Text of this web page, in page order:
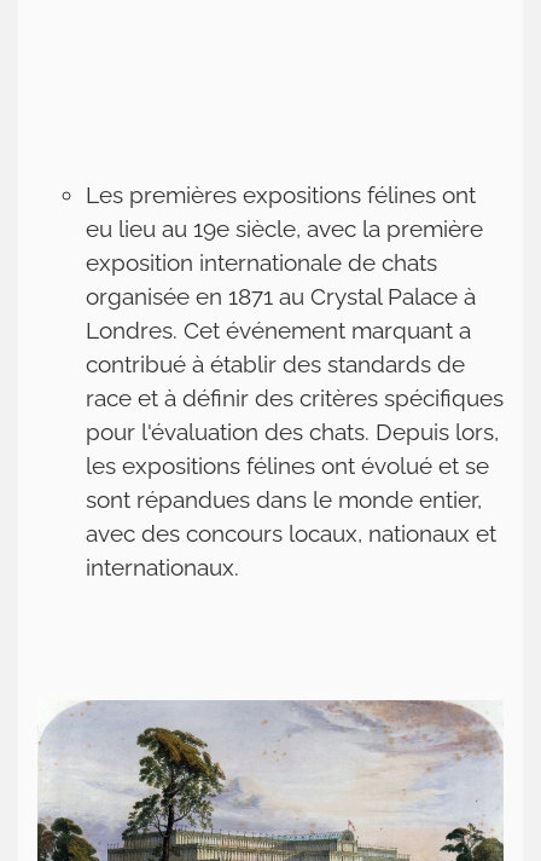
Les premières expositions félines ont
eu lieu au 19e siècle, avec la première
exposition internationale de chats
organisée en 1871 au Crystal Palace à
Londres. Cet événement marquant a
contribué à établir des standards de
race et à définir des critères spécifiques
pour l'évaluation des chats. Depuis lors,
les expositions félines ont évolué et se
sont répandues dans le monde entier,
avec des concours locaux, nationaux et
internationaux.